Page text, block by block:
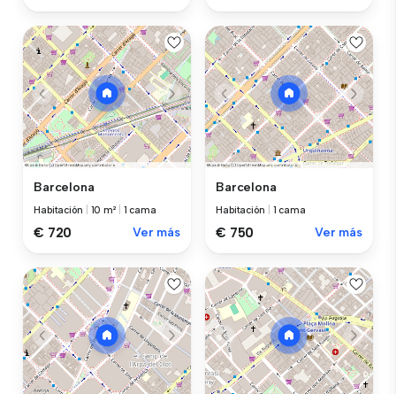
Barcelona
Habitación 10 m² 1 cama
€ 720 Ver más
Barcelona
Habitación 1 cama
€ 750 Ver más